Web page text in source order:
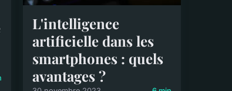
L'intelligence
artificielle dans les
smartphones : quels
avantages ?